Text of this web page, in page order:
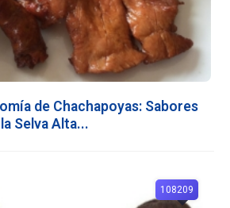
de Chachapoyas: Sabores
Selva Alta...
108209